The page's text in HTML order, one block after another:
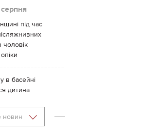
під час
чоловік
в басейні
дитина
новин